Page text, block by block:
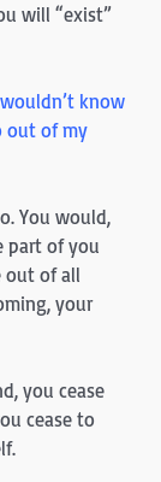
will “exist”
know
out of my
You would,
part of you
out of all
your
you cease
cease to